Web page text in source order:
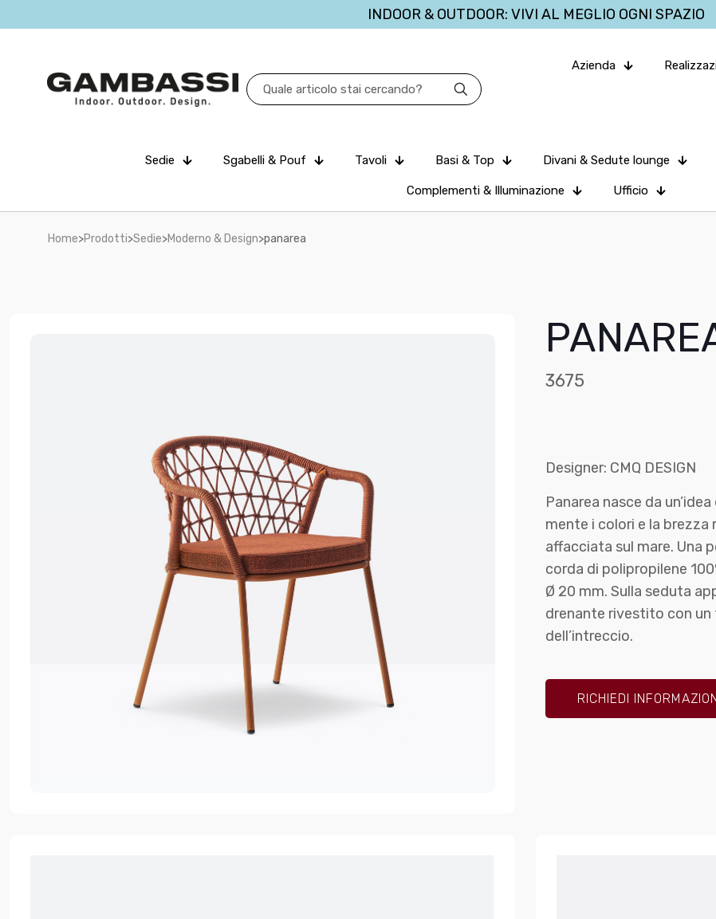
INDOOR & OUTDOOR: VIVI AL MEGLIO OGNI SPAZIO
Azienda
Sedie Sgabelli & Pouf Tavoli Basi & Top Divani & Sedute lounge
Complementi & Illuminazione Ufficio
Home>Prodotti>Sedie>Moderno & Design>panarea
3675
Designer: CMQ DESIGN
Panarea nasce da
mente i colori e la brezza
affacciata sul mare. Una
corda di polipropilene
Ø 20 mm. Sulla seduta
drenante rivestito con
dell’intreccio.
RICHIEDI